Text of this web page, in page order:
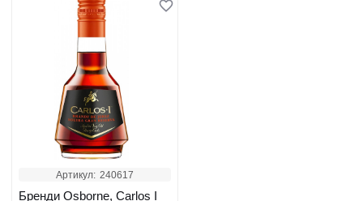
Артикул: 240617
Бренди Osborne, Carlos I